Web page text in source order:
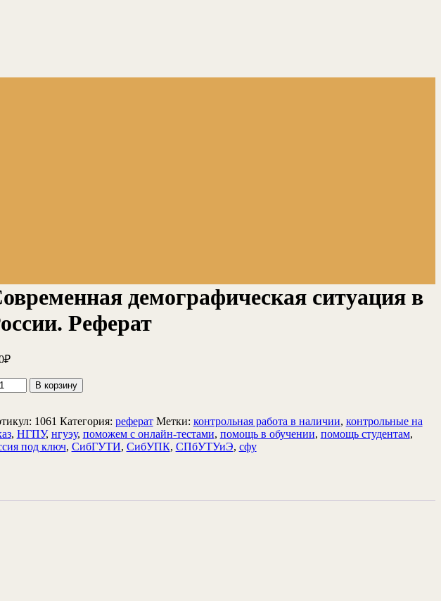
демографическая ситуация в
Реферат
₽
В корзину
1061 Категория: реферат Метки: контрольная работа в наличии, контрольные на
, НГПУ, нгуэу, поможем с онлайн-тестами, помощь в обучении, помощь студентам,
под ключ, СибГУТИ, СибУПК, СПбУТУиЭ, сфу